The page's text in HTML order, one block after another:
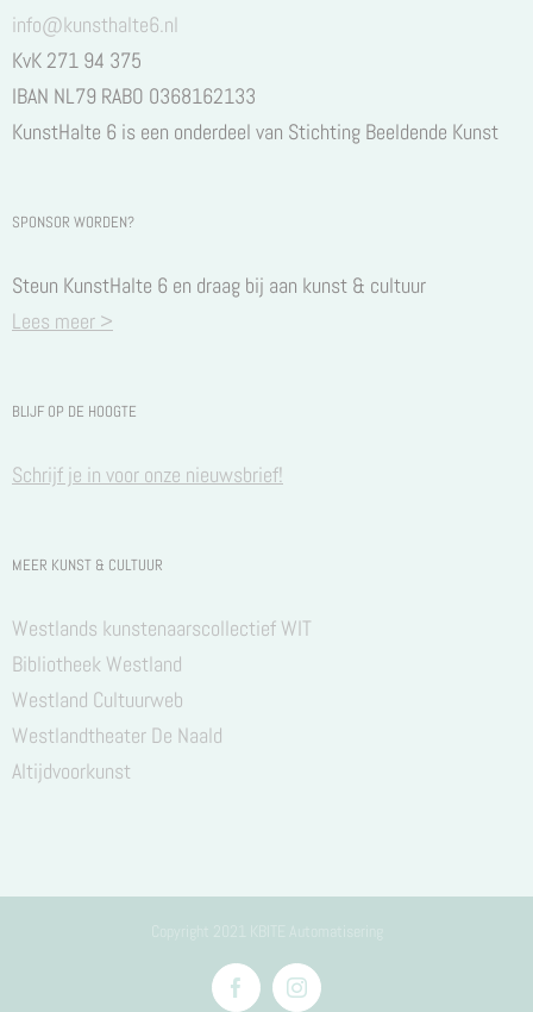
info@kunsthalte6.nl
KvK 271 94 375
IBAN NL79 RABO 0368162133
KunstHalte 6 is een onderdeel van Stichting Beeldende Kunst
SPONSOR WORDEN?
Steun KunstHalte 6 en draag bij aan kunst & cultuur
Lees meer >
BLIJF OP DE HOOGTE
Schrijf je in voor onze nieuwsbrief!
MEER KUNST & CULTUUR
Westlands kunstenaarscollectief WIT
Bibliotheek Westland
Westland Cultuurweb
Westlandtheater De Naald
Altijdvoorkunst
FacebookInstagram